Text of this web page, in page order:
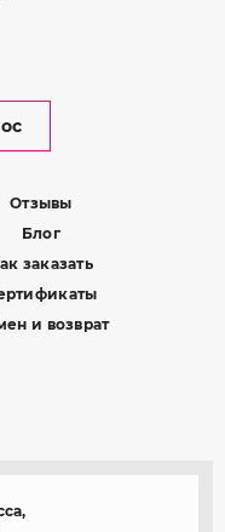
Отзывы
Блог
заказать
и возврат